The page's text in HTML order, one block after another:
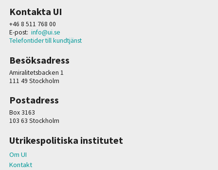
Kontakta UI
+46 8 511 768 00
E-post: info@ui.se
Telefontider till kundtjänst
Besöksadress
Amiralitetsbacken 1
111 49 Stockholm
Postadress
Box 3163
103 63 Stockholm
Utrikespolitiska institutet
Om UI
Kontakt